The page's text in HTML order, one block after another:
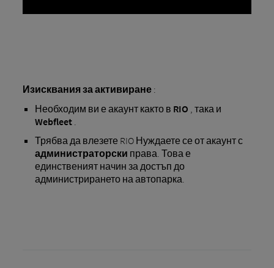
Изисквания за активиране:
Необходим ви е акаунт както в RIO , така и
Webfleet.
Трябва да влезете RIO Нуждаете се от акаунт с
администраторски права. Това е
единственият начин за достъп до
администрирането на автопарка.